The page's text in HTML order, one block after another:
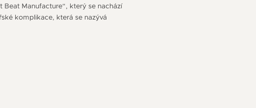
Manufacture“, který se nachází
komplikace, která se nazývá